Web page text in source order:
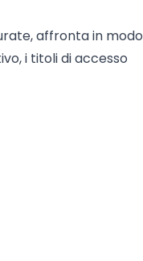
affronta in modo
i titoli di accesso